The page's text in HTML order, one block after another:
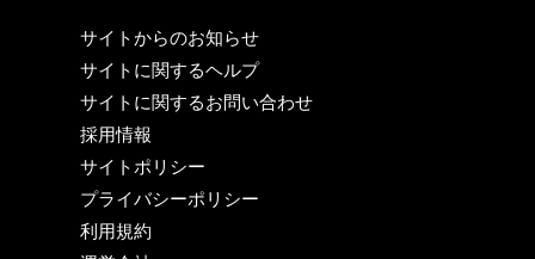
サイトからのお知らせ
サイトに関するヘルプ
サイトに関するお問い合わせ
採用情報
サイトポリシー
プライバシーポリシー
利用規約